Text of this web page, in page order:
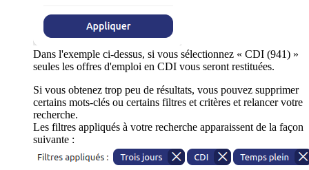
Dans l'exemple ci-dessus, si vous sélectionnez « CDI (941) »
seules les offres d'emploi en CDI vous seront restituées.
Si vous obtenez trop peu de résultats, vous pouvez supprimer
certains mots-clés ou certains filtres et critères et relancer votre
recherche.
Les filtres appliqués à votre recherche apparaissent de la façon
suivante :